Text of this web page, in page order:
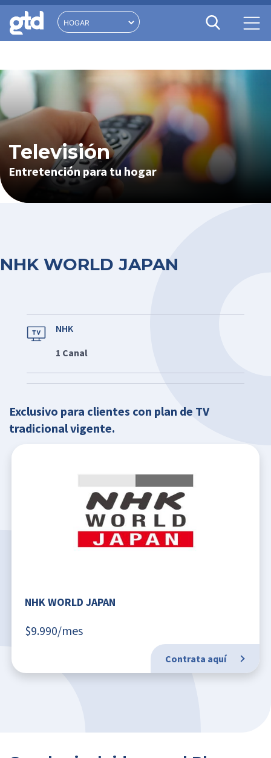
Televisión
Entretención para tu hogar
NHK WORLD JAPAN
NHK
1 Canal
Exclusivo para clientes con plan de TV
tradicional vigente​.
NHK WORLD JAPAN
$9.990/mes
Contrata aquí